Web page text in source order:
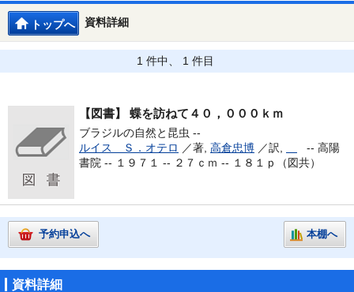
資料詳細
トップへ
1 件中、 1 件目
【図書】 蝶を訪ねて４０，０００ｋｍ
ブラジルの自然と昆虫 --
ルイス Ｓ．オテロ ／著, 高倉忠博 ／訳, -- 高陽
書院 -- １９７１ -- ２７ｃｍ -- １８１ｐ（図共）
予約申込へ 本棚へ
資料詳細